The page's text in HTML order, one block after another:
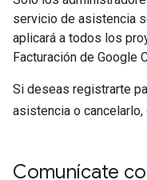
servicio de asistencia
aplicará a todos los
Facturación de Google
Si deseas registrarte
asistencia o cancelarlo,
Comunícate